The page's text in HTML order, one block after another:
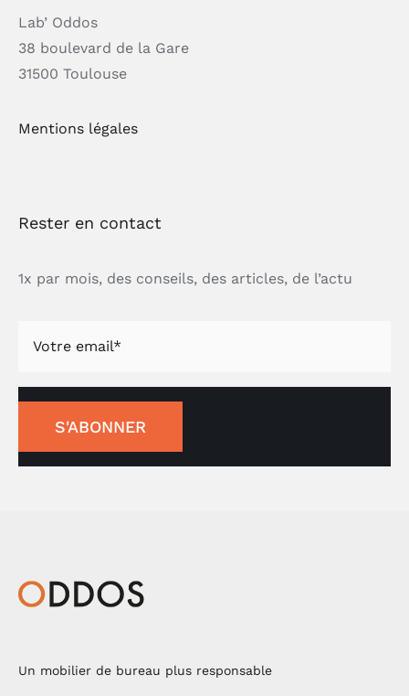
Lab’ Oddos
38 boulevard de la Gare
31500 Toulouse
Mentions légales
Rester en contact
1x par mois, des conseils, des articles, de l’actu
S'ABONNER
Un mobilier de bureau plus responsable